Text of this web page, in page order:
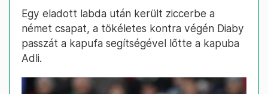
Egy eladott labda után került ziccerbe a
német csapat, a tökéletes kontra végén Diaby
passzát a kapufa segítségével lőtte a kapuba
Adli.